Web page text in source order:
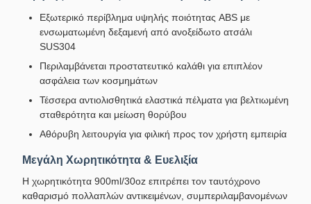
Εξωτερικό περίβλημα υψηλής ποιότητας ABS με
ενσωματωμένη δεξαμενή από ανοξείδωτο ατσάλι
SUS304
Περιλαμβάνεται προστατευτικό καλάθι για επιπλέον
ασφάλεια των κοσμημάτων
Τέσσερα αντιολισθητικά ελαστικά πέλματα για βελτιωμένη
σταθερότητα και μείωση θορύβου
Αθόρυβη λειτουργία για φιλική προς τον χρήστη εμπειρία
Μεγάλη Χωρητικότητα & Ευελιξία
Η χωρητικότητα 900ml/30oz επιτρέπει τον ταυτόχρονο
καθαρισμό πολλαπλών αντικειμένων, συμπεριλαμβανομένων